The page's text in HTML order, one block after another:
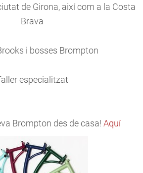
de Girona, així com a la Costa
Brava
i bosses Brompton
especialitzat
Brompton des de casa! Aquí